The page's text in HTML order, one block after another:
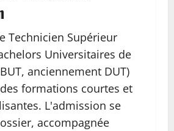
Technicien Supérieur
Universitaires de
anciennement DUT)
formations courtes et
L'admission se
accompagnée